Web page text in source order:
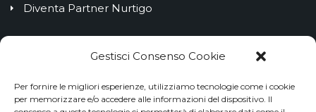
Gestisci Consenso Cookie
Per fornire le migliori esperienze, utilizziamo tecnologie come i cookie
per memorizzare e/o accedere alle informazioni del dispositivo. Il
Diventa Partner Nurtigo
IL BLOG NURTIGO
Customer Lifetime Value: cos’è e come calcolarlo